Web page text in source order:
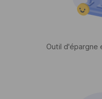
Outil d'épargne